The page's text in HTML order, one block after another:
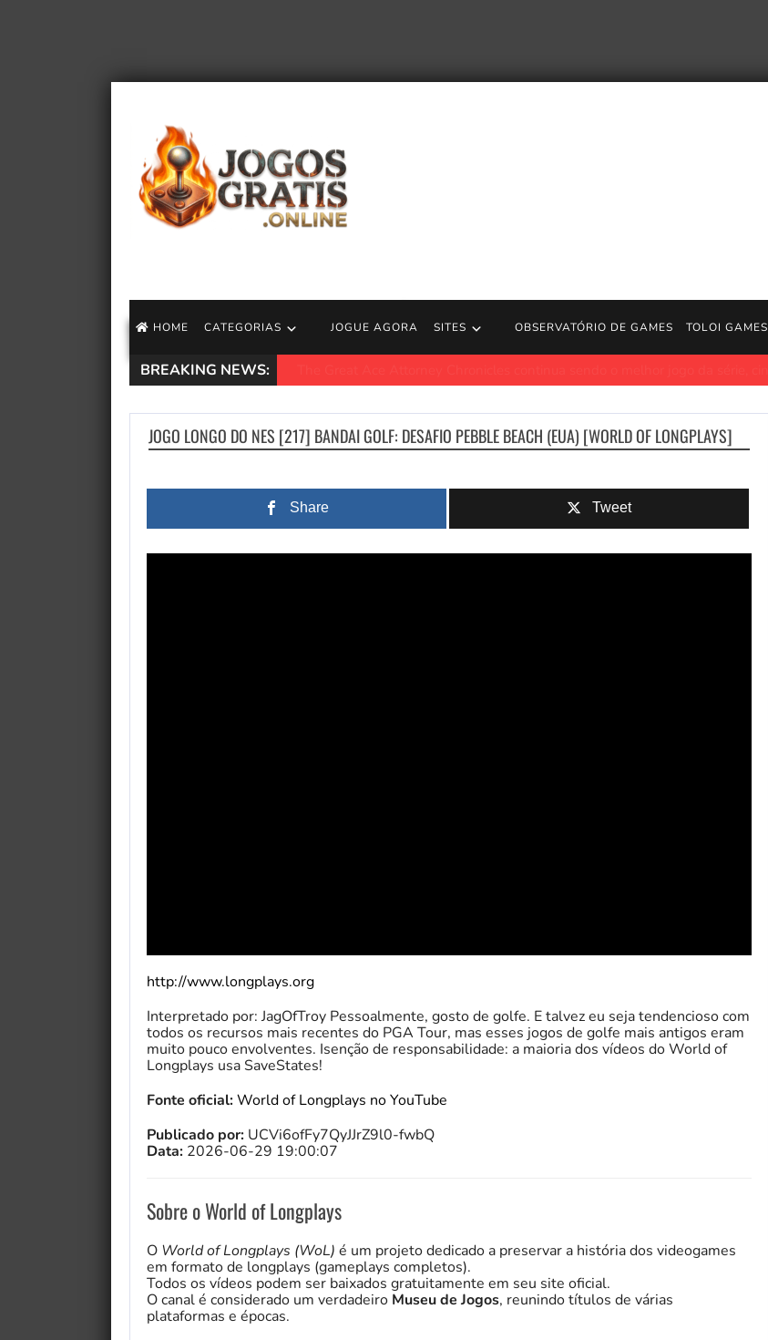
HOME CATEGORIAS JOGUE AGORA SITES OBSERVATÓRIO DE GAMES TOLOI GAMES
BREAKING NEWS:
JOGO LONGO DO NES [217] BANDAI GOLF: DESAFIO PEBBLE BEACH (EUA) [WORLD OF LONGPLAYS]
Share Tweet
http://www.longplays.org
Interpretado por: JagOfTroy Pessoalmente, gosto de golfe. E talvez eu seja tendencioso com
todos os recursos mais recentes do PGA Tour, mas esses jogos de golfe mais antigos eram
muito pouco envolventes. Isenção de responsabilidade: a maioria dos vídeos do World of
Longplays usa SaveStates!
Fonte oficial:World of Longplays no YouTube
Publicado por: UCVi6ofFy7QyJJrZ9l0-fwbQ
Data: 2026-06-29 19:00:07
Sobre o World of Longplays
O World of Longplays (WoL) é um projeto dedicado a preservar a história dos videogames
em formato de longplays (gameplays completos).
Todos os vídeos podem ser baixados gratuitamente em seu site oficial.
O canal é considerado um verdadeiro Museu de Jogos, reunindo títulos de várias
plataformas e épocas.